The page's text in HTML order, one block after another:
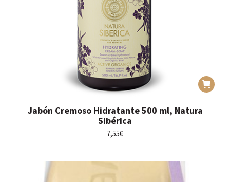
Jabón Cremoso Hidratante 500 ml, Natura
Sibérica
7,55€